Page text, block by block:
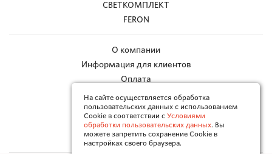
СВЕТКОМПЛЕКТ
FERON
О компании
Информация для клиентов
Оплата
Работа с браком
Каталоги в PDF
Контакты
На сайте осуществляется обработка
пользовательских данных с использованием
Cookie в соответствии с Условиями
обработки пользовательских данных. Вы
можете запретить сохранение Cookie в
настройках своего браузера.